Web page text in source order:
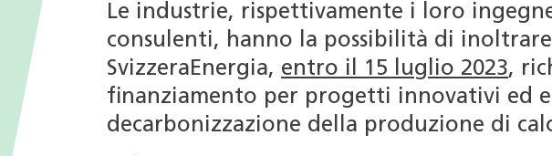
dai Soci
Le industrie, rispettivamente i loro
consulenti, hanno la possibilità di
SvizzeraEnergia, entro il 15 luglio 2023,
finanziamento per progetti innovativi ed
decarbonizzazione della produzione di